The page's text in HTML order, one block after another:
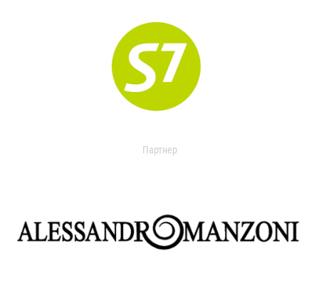
Партнер